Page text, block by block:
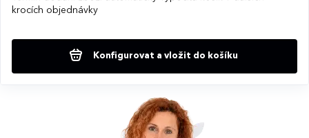
krocích objednávky
Konfigurovat a vložit do košíku